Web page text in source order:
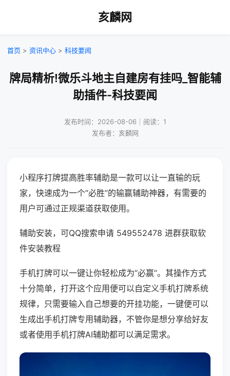
亥麟网
首页 > 资讯中心 > 科技要闻
牌局精析!微乐斗地主自建房有挂吗_智能辅
助插件-科技要闻
发布时间：2026-08-06｜阅读：1
发布者：亥麟网
小程序打牌提高胜率辅助是一款可以让一直输的玩
家，快速成为一个“必胜”的输赢辅助神器，有需要的
用户可通过正规渠道获取使用。
辅助安装，可QQ搜索申请 549552478 进群获取软
件安装教程
手机打牌可以一键让你轻松成为“必赢”。其操作方式
十分简单，打开这个应用便可以自定义手机打牌系统
规律，只需要输入自己想要的开挂功能，一键便可以
生成出手机打牌专用辅助器，不管你是想分享给好友
或者使用手机打牌AI辅助都可以满足需求。